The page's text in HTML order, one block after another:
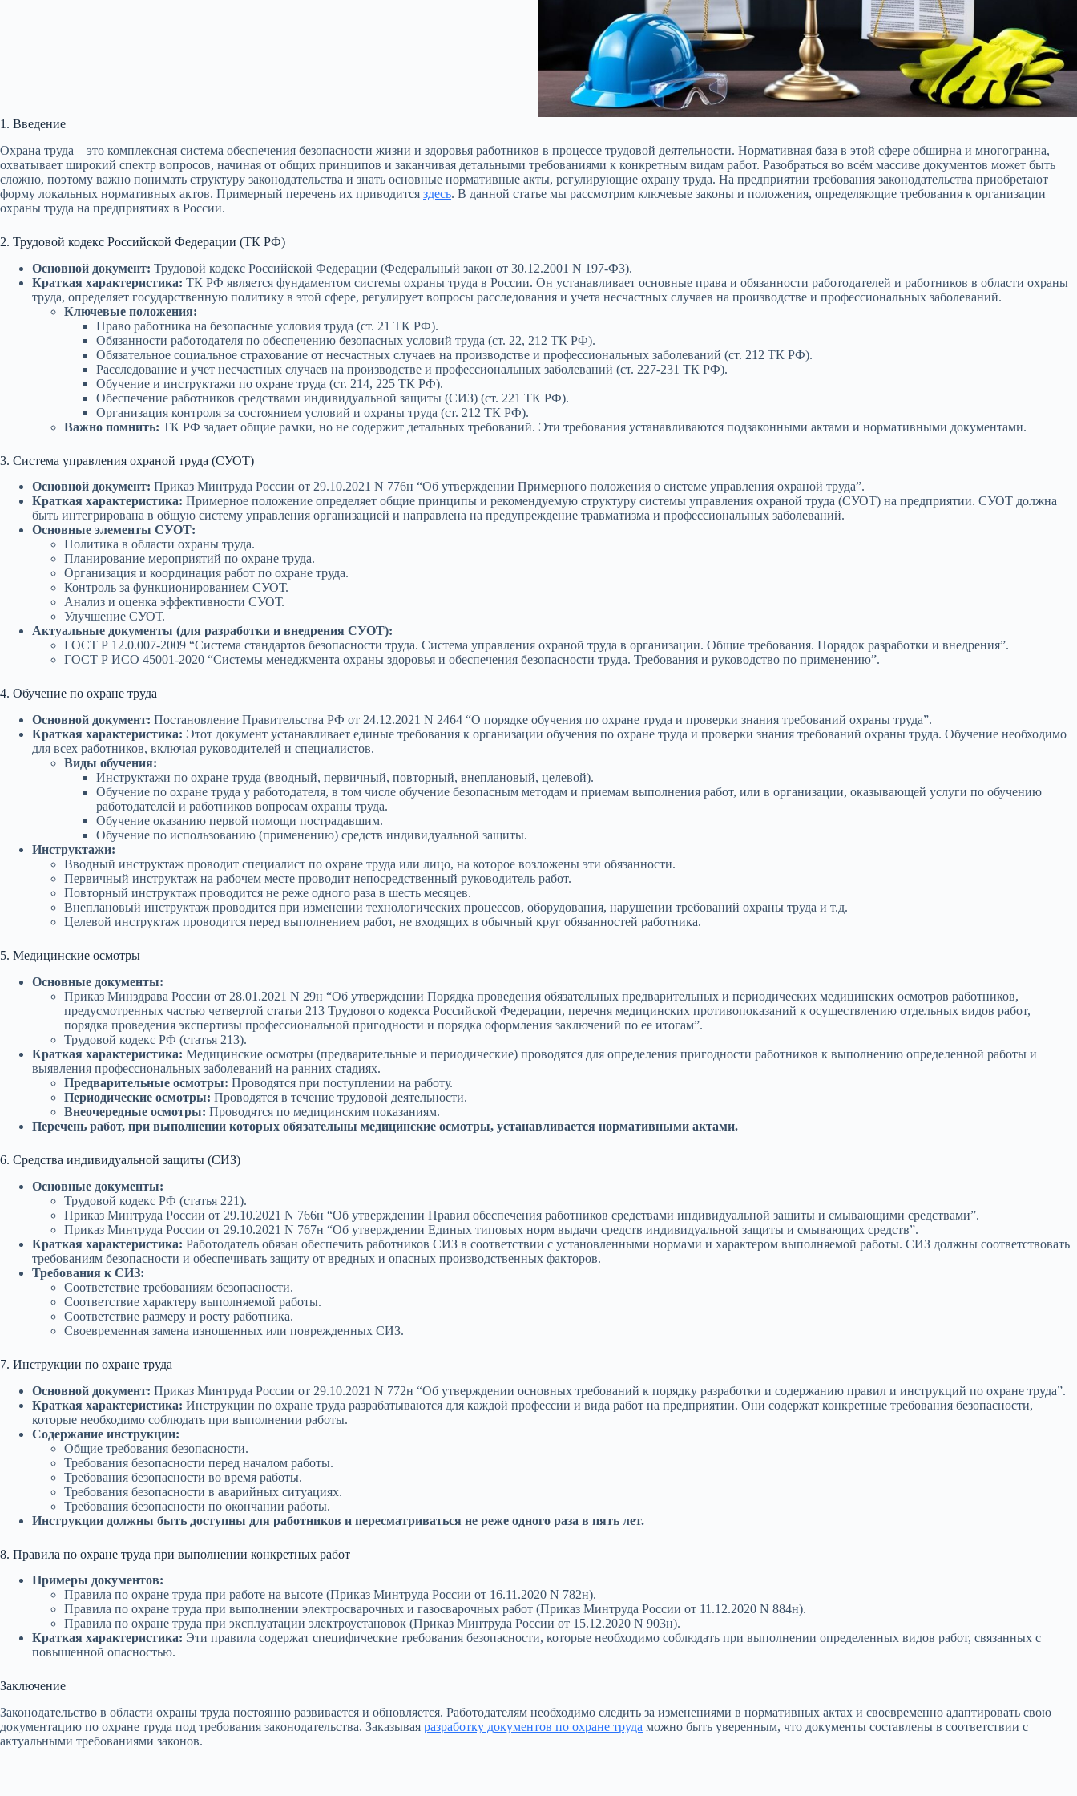
1. Введение
Охрана труда – это комплексная система обеспечения безопасности жизни и здоровья работников в процессе трудовой деятельности. Нормативная база в этой сфере обширна и многогранна,
охватывает широкий спектр вопросов, начиная от общих принципов и заканчивая детальными требованиями к конкретным видам работ. Разобраться во всём массиве документов может быть
сложно, поэтому важно понимать структуру законодательства и знать основные нормативные акты, регулирующие охрану труда. На предприятии требования законодательства приобретают
форму локальных нормативных актов. Примерный перечень их приводится здесь. В данной статье мы рассмотрим ключевые законы и положения, определяющие требования к организации
охраны труда на предприятиях в России.
2. Трудовой кодекс Российской Федерации (ТК РФ)
Основной документ: Трудовой кодекс Российской Федерации (Федеральный закон от 30.12.2001 N 197-ФЗ).
Краткая характеристика: ТК РФ является фундаментом системы охраны труда в России. Он устанавливает основные права и обязанности работодателей и работников в области охраны
труда, определяет государственную политику в этой сфере, регулирует вопросы расследования и учета несчастных случаев на производстве и профессиональных заболеваний.
Ключевые положения:
Право работника на безопасные условия труда (ст. 21 ТК РФ).
Обязанности работодателя по обеспечению безопасных условий труда (ст. 22, 212 ТК РФ).
Обязательное социальное страхование от несчастных случаев на производстве и профессиональных заболеваний (ст. 212 ТК РФ).
Расследование и учет несчастных случаев на производстве и профессиональных заболеваний (ст. 227-231 ТК РФ).
Обучение и инструктажи по охране труда (ст. 214, 225 ТК РФ).
Обеспечение работников средствами индивидуальной защиты (СИЗ) (ст. 221 ТК РФ).
Организация контроля за состоянием условий и охраны труда (ст. 212 ТК РФ).
Важно помнить: ТК РФ задает общие рамки, но не содержит детальных требований. Эти требования устанавливаются подзаконными актами и нормативными документами.
3. Система управления охраной труда (СУОТ)
Основной документ: Приказ Минтруда России от 29.10.2021 N 776н “Об утверждении Примерного положения о системе управления охраной труда”.
Краткая характеристика: Примерное положение определяет общие принципы и рекомендуемую структуру системы управления охраной труда (СУОТ) на предприятии. СУОТ должна
быть интегрирована в общую систему управления организацией и направлена на предупреждение травматизма и профессиональных заболеваний.
Основные элементы СУОТ:
Политика в области охраны труда.
Планирование мероприятий по охране труда.
Организация и координация работ по охране труда.
Контроль за функционированием СУОТ.
Анализ и оценка эффективности СУОТ.
Улучшение СУОТ.
Актуальные документы (для разработки и внедрения СУОТ):
ГОСТ Р 12.0.007-2009 “Система стандартов безопасности труда. Система управления охраной труда в организации. Общие требования. Порядок разработки и внедрения”.
ГОСТ Р ИСО 45001-2020 “Системы менеджмента охраны здоровья и обеспечения безопасности труда. Требования и руководство по применению”.
4. Обучение по охране труда
Основной документ: Постановление Правительства РФ от 24.12.2021 N 2464 “О порядке обучения по охране труда и проверки знания требований охраны труда”.
Краткая характеристика: Этот документ устанавливает единые требования к организации обучения по охране труда и проверки знания требований охраны труда. Обучение необходимо
для всех работников, включая руководителей и специалистов.
Виды обучения:
Инструктажи по охране труда (вводный, первичный, повторный, внеплановый, целевой).
Обучение по охране труда у работодателя, в том числе обучение безопасным методам и приемам выполнения работ, или в организации, оказывающей услуги по обучению
работодателей и работников вопросам охраны труда.
Обучение оказанию первой помощи пострадавшим.
Обучение по использованию (применению) средств индивидуальной защиты.
Инструктажи:
Вводный инструктаж проводит специалист по охране труда или лицо, на которое возложены эти обязанности.
Первичный инструктаж на рабочем месте проводит непосредственный руководитель работ.
Повторный инструктаж проводится не реже одного раза в шесть месяцев.
Внеплановый инструктаж проводится при изменении технологических процессов, оборудования, нарушении требований охраны труда и т.д.
Целевой инструктаж проводится перед выполнением работ, не входящих в обычный круг обязанностей работника.
5. Медицинские осмотры
Основные документы:
Приказ Минздрава России от 28.01.2021 N 29н “Об утверждении Порядка проведения обязательных предварительных и периодических медицинских осмотров работников,
предусмотренных частью четвертой статьи 213 Трудового кодекса Российской Федерации, перечня медицинских противопоказаний к осуществлению отдельных видов работ,
порядка проведения экспертизы профессиональной пригодности и порядка оформления заключений по ее итогам”.
Трудовой кодекс РФ (статья 213).
Краткая характеристика: Медицинские осмотры (предварительные и периодические) проводятся для определения пригодности работников к выполнению определенной работы и
выявления профессиональных заболеваний на ранних стадиях.
Предварительные осмотры: Проводятся при поступлении на работу.
Периодические осмотры: Проводятся в течение трудовой деятельности.
Внеочередные осмотры: Проводятся по медицинским показаниям.
Перечень работ, при выполнении которых обязательны медицинские осмотры, устанавливается нормативными актами.
6. Средства индивидуальной защиты (СИЗ)
Основные документы:
Трудовой кодекс РФ (статья 221).
Приказ Минтруда России от 29.10.2021 N 766н “Об утверждении Правил обеспечения работников средствами индивидуальной защиты и смывающими средствами”.
Приказ Минтруда России от 29.10.2021 N 767н “Об утверждении Единых типовых норм выдачи средств индивидуальной защиты и смывающих средств”.
Краткая характеристика: Работодатель обязан обеспечить работников СИЗ в соответствии с установленными нормами и характером выполняемой работы. СИЗ должны соответствовать
требованиям безопасности и обеспечивать защиту от вредных и опасных производственных факторов.
Требования к СИЗ:
Соответствие требованиям безопасности.
Соответствие характеру выполняемой работы.
Соответствие размеру и росту работника.
Своевременная замена изношенных или поврежденных СИЗ.
7. Инструкции по охране труда
Основной документ: Приказ Минтруда России от 29.10.2021 N 772н “Об утверждении основных требований к порядку разработки и содержанию правил и инструкций по охране труда”.
Краткая характеристика: Инструкции по охране труда разрабатываются для каждой профессии и вида работ на предприятии. Они содержат конкретные требования безопасности,
которые необходимо соблюдать при выполнении работы.
Содержание инструкции:
Общие требования безопасности.
Требования безопасности перед началом работы.
Требования безопасности во время работы.
Требования безопасности в аварийных ситуациях.
Требования безопасности по окончании работы.
Инструкции должны быть доступны для работников и пересматриваться не реже одного раза в пять лет.
8. Правила по охране труда при выполнении конкретных работ
Примеры документов:
Правила по охране труда при работе на высоте (Приказ Минтруда России от 16.11.2020 N 782н).
Правила по охране труда при выполнении электросварочных и газосварочных работ (Приказ Минтруда России от 11.12.2020 N 884н).
Правила по охране труда при эксплуатации электроустановок (Приказ Минтруда России от 15.12.2020 N 903н).
Краткая характеристика: Эти правила содержат специфические требования безопасности, которые необходимо соблюдать при выполнении определенных видов работ, связанных с
повышенной опасностью.
Заключение
Законодательство в области охраны труда постоянно развивается и обновляется. Работодателям необходимо следить за изменениями в нормативных актах и своевременно адаптировать свою
документацию по охране труда под требования законодательства. Заказывая разработку документов по охране труда можно быть уверенным, что документы составлены в соответствии с
актуальными требованиями законов.